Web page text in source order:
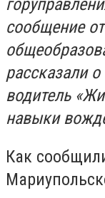
сообщение
рассказали
водитель
навыки
Как